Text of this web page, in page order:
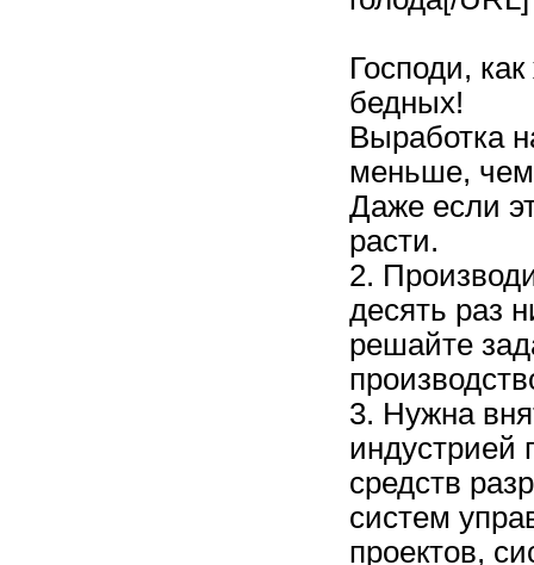
Господи,
бедных!
Выработка
меньше,
Даже если
расти.
2.
десять раз
решайте
3. Нужна
индустрией
средств
систем
проектов,